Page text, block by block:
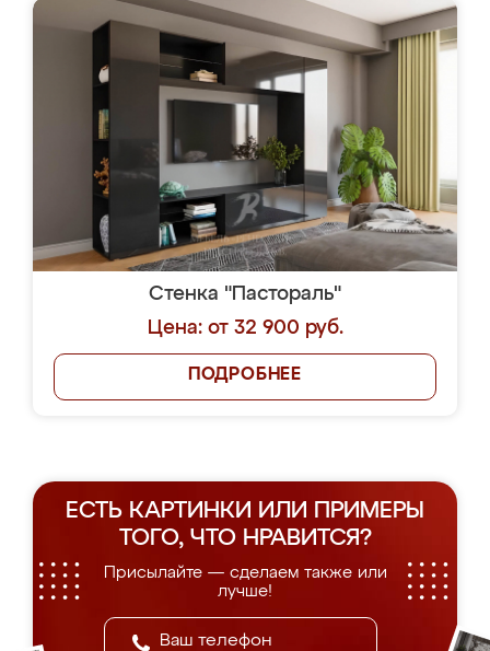
Стенка "Пастораль"
Цена: от 32 900 руб.
ПОДРОБНЕЕ
ЕСТЬ КАРТИНКИ ИЛИ ПРИМЕРЫ
ТОГО, ЧТО НРАВИТСЯ?
Присылайте — сделаем также или
лучше!